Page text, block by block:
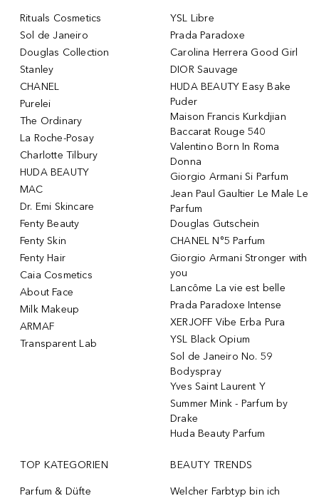
Rituals Cosmetics
Sol de Janeiro
Douglas Collection
Stanley
CHANEL
Purelei
The Ordinary
La Roche-Posay
Charlotte Tilbury
HUDA BEAUTY
MAC
Dr. Emi Skincare
Fenty Beauty
Fenty Skin
Fenty Hair
Caia Cosmetics
About Face
Milk Makeup
ARMAF
Transparent Lab
YSL Libre
Prada Paradoxe
Carolina Herrera Good Girl
DIOR Sauvage
HUDA BEAUTY Easy Bake
Puder
Maison Francis Kurkdjian
Baccarat Rouge 540
Valentino Born In Roma
Donna
Giorgio Armani Si Parfum
Jean Paul Gaultier Le Male Le
Parfum
Douglas Gutschein
CHANEL N°5 Parfum
Giorgio Armani Stronger with
you
Lancôme La vie est belle
Prada Paradoxe Intense
XERJOFF Vibe Erba Pura
YSL Black Opium
Sol de Janeiro No. 59
Bodyspray
Yves Saint Laurent Y
Summer Mink - Parfum by
Drake
Huda Beauty Parfum
TOP KATEGORIEN
Parfum & Düfte
BEAUTY TRENDS
Welcher Farbtyp bin ich